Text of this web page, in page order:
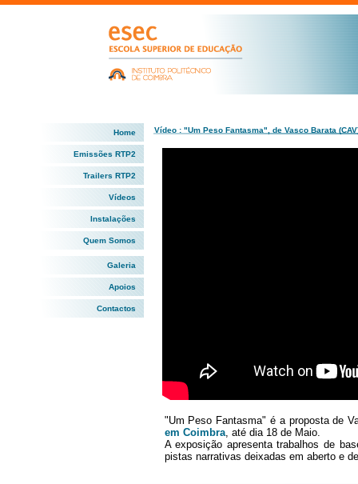
Home
Emissões RTP2
Trailers RTP2
Vídeos
Instalações
Quem Somos
Galeria
Apoios
Contactos
Vídeo : "Um Peso Fantasma", de Vasco Barata
"Um Peso Fantasma" é a proposta de
em Coimbra, até dia 18 de Maio.
A exposição apresenta trabalhos de
pistas narrativas deixadas em aberto e